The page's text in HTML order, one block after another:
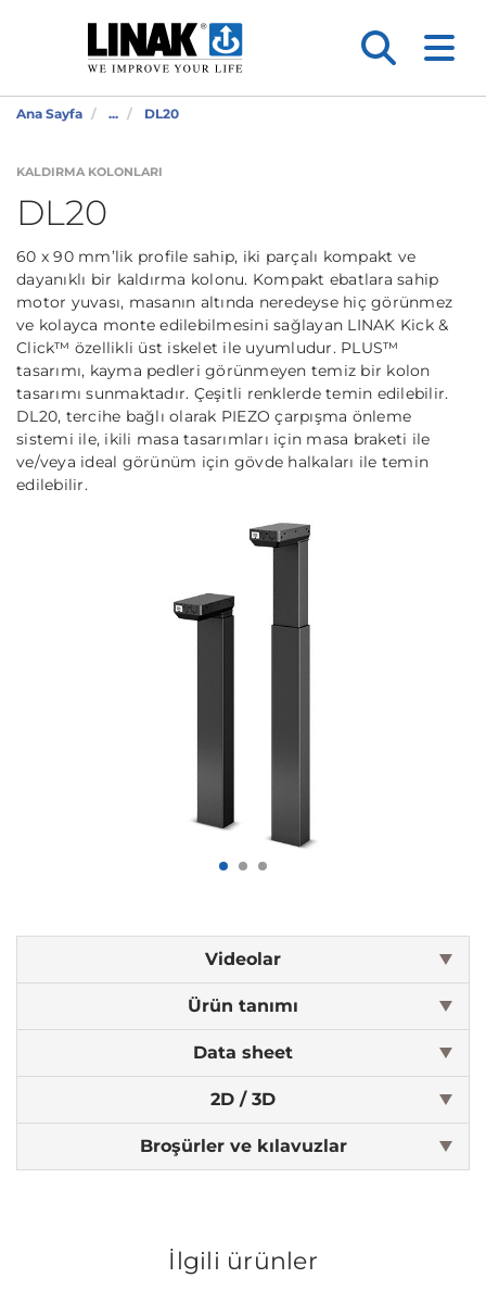
Ana Sayfa ... DL20
KALDIRMA KOLONLARI
DL20
60 x 90 mm’lik profile sahip, iki parçalı kompakt ve
dayanıklı bir kaldırma kolonu. Kompakt ebatlara sahip
motor yuvası, masanın altında neredeyse hiç görünmez
ve kolayca monte edilebilmesini sağlayan LINAK Kick &
Click™ özellikli üst iskelet ile uyumludur. PLUS™
tasarımı, kayma pedleri görünmeyen temiz bir kolon
tasarımı sunmaktadır. Çeşitli renklerde temin edilebilir.
DL20, tercihe bağlı olarak PIEZO çarpışma önleme
sistemi ile, ikili masa tasarımları için masa braketi ile
ve/veya ideal görünüm için gövde halkaları ile temin
edilebilir.
Videolar
Ürün tanımı
Data sheet
2D / 3D
Broşürler ve kılavuzlar
İlgili ürünler